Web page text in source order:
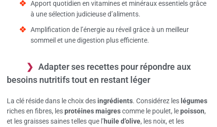
Apport quotidien en vitamines et minéraux essentiels grâce
à une sélection judicieuse d’aliments.
Amplification de l’énergie au réveil grâce à un meilleur
sommeil et une digestion plus efficiente.
Adapter ses recettes pour répondre aux
besoins nutritifs tout en restant léger
La clé réside dans le choix des ingrédients. Considérez les légumes
riches en fibres, lesprotéines maigrescomme le poulet, lepoisson,
et les graisses saines telles que l’huile d’olive, les noix, et les